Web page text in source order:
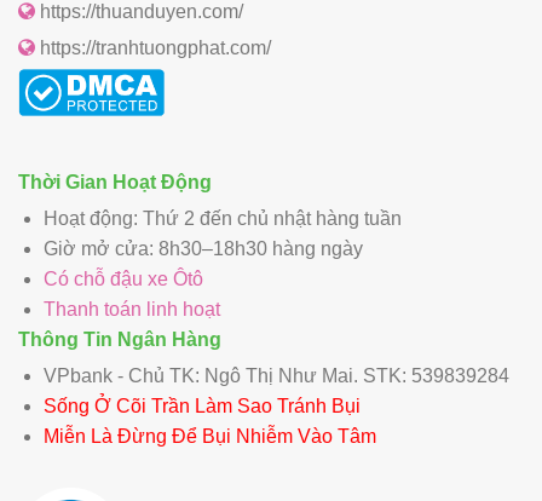
https://thuanduyen.com/
https://tranhtuongphat.com/
Thời Gian Hoạt Động
Hoạt động: Thứ 2 đến chủ nhật hàng tuần
Giờ mở cửa: 8h30–18h30 hàng ngày
Có chỗ đậu xe Ôtô
Thanh toán linh hoạt
Thông Tin Ngân Hàng
VPbank - Chủ TK: Ngô Thị Như Mai. STK: 539839284
Sống Ở Cõi Trần Làm Sao Tránh Bụi
Miễn Là Đừng Để Bụi Nhiễm Vào Tâm